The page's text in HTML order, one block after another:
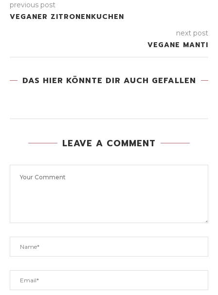
previous post
VEGANER ZITRONENKUCHEN
next post
VEGANE MANTI
DAS HIER KÖNNTE DIR AUCH GEFALLEN
LEAVE A COMMENT